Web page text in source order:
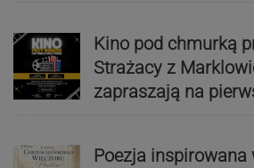
Kino pod chmurką
Strażacy z
zapraszają na
Poezja